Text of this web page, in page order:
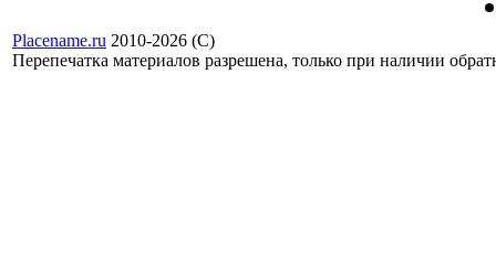
Placename.ru 2010-2026 (С)
Перепечатка материалов разрешена, только при наличии